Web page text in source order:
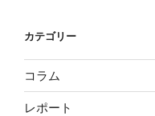
カテゴリー
コラム
レポート